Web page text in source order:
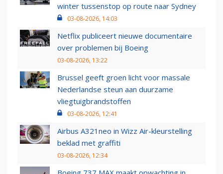
winter tussenstop op route naar Sydney
03-08-2026, 14:03
Netflix publiceert nieuwe documentaire
over problemen bij Boeing
03-08-2026, 13:22
Brussel geeft groen licht voor massale
Nederlandse steun aan duurzame
vliegtuigbrandstoffen
03-08-2026, 12:41
Airbus A321neo in Wizz Air-kleurstelling
beklad met graffiti
03-08-2026, 12:34